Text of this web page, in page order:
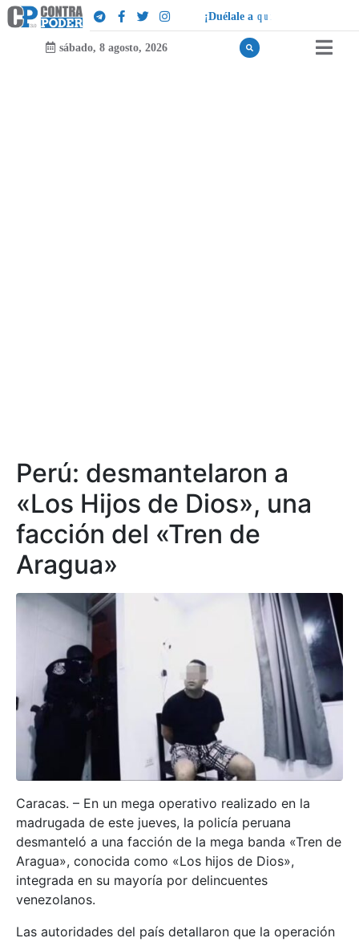
¡Duélale a q u i
sábado, 8 agosto, 2026
Perú: desmantelaron a
«Los Hijos de Dios», una
facción del «Tren de
Aragua»
Caracas. – En un mega operativo realizado en la
madrugada de este jueves, la policía peruana
desmanteló a una facción de la mega banda «Tren de
Aragua», conocida como «Los hijos de Dios»,
integrada en su mayoría por delincuentes
venezolanos.
Las autoridades del país detallaron que la operación